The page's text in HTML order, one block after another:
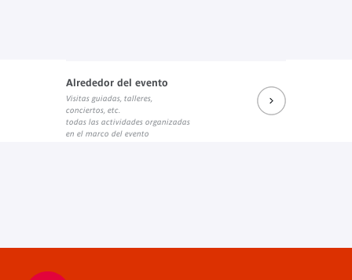
Alrededor del evento
Visitas guiadas, talleres,
conciertos, etc.
todas las actividades organizadas
en el marco del evento